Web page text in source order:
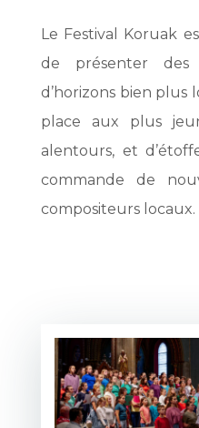
Le Festival Koruak
de présenter des
d’horizons bien plus
place aux plus
alentours, et
commande de
compositeurs locaux.